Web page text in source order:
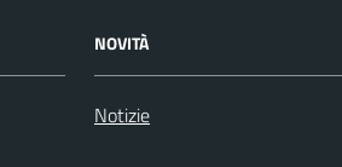
NOVITÀ
Notizie